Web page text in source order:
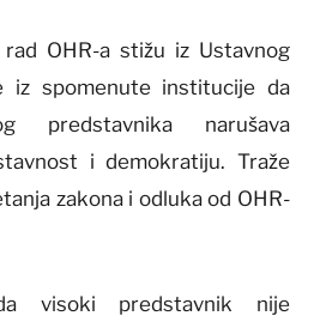
OHR-a stižu iz Ustavnog
iz spomenute institucije da
predstavnika narušava
i demokratiju. Traže
zakona i odluka od OHR-
visoki predstavnik nije